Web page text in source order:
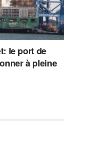
le port de
à pleine